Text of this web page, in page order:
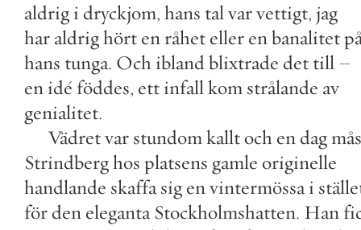
aldrig i dryckjom, hans talvarvettigt, jag
har aldrighört en råhet eller enbanalitet
hans tunga. Och iblandblixtrade det till –
en idé föddes, ett infallkom strålande av
genialitet.
Vädretvar stundomkallt och en dag
Strindberghos platsens gamle originelle
handlande skaffa sig envintermössa i
för den eleganta Stockholmshatten. Han